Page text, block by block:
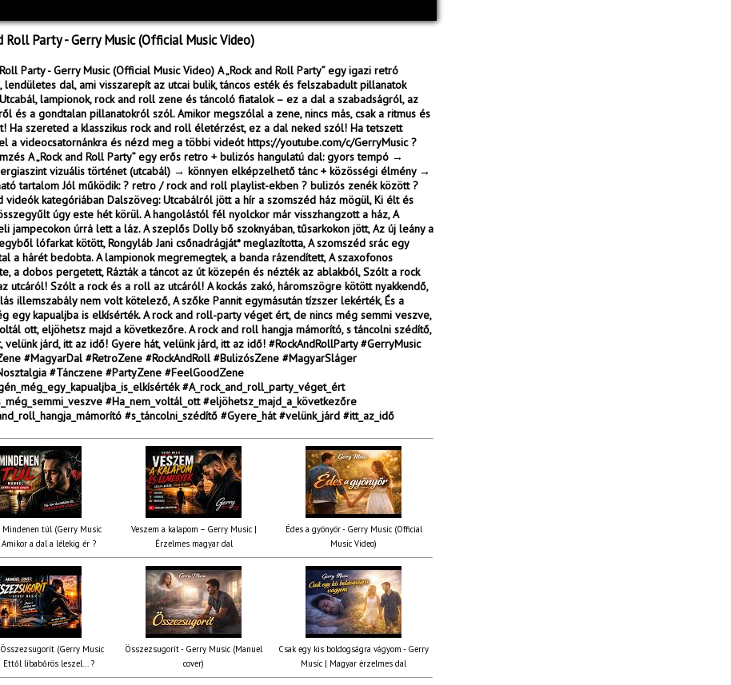
Roll Party - Gerry Music (Official Music Video)
Party - Gerry Music (Official Music Video) A „Rock and Roll Party” egy igazi retró
lendületes dal, ami visszarepít az utcai bulik, táncos esték és felszabadult pillanatok
lampionok, rock and roll zene és táncoló fiatalok – ez a dal a szabadságról, az
és a gondtalan pillanatokról szól. Amikor megszólal a zene, nincs más, csak a ritmus és
Ha szereted a klasszikus rock and roll életérzést, ez a dal neked szól! Ha tetszett
a videocsatornánkra és nézd meg a többi videót https://youtube.com/c/GerryMusic ?
A „Rock and Roll Party” egy erős retro + bulizós hangulatú dal: gyors tempó →
vizuális történet (utcabál) → könnyen elképzelhető tánc + közösségi élmény →
tartalom Jól működik: ? retro / rock and roll playlist-ekben ? bulizós zenék között ?
kategóriában Dalszöveg: Utcabálról jött a hír a szomszéd ház mögül, Ki élt és
úgy este hét körül. A hangolástól fél nyolckor már visszhangzott a ház, A
jampecokon úrrá lett a láz. A szeplős Dolly bő szoknyában, tűsarkokon jött, Az új leány a
lófarkat kötött, Rongyláb Jani csőnadrágját* meglazította, A szomszéd srác egy
a hárét bedobta. A lampionok megremegtek, a banda rázendített, A szaxofonos
a dobos pergetett, Rázták a táncot az út közepén és nézték az ablakból, Szólt a rock
utcáról! Szólt a rock és a roll az utcáról! A kockás zakó, háromszögre kötött nyakkendő,
illemszabály nem volt kötelező, A szőke Pannit egymásután tízszer lekérték, És a
egy kapualjba is elkísérték. A rock and roll-party véget ért, de nincs még semmi veszve,
ott, eljöhetsz majd a következőre. A rock and roll hangja mámorító, s táncolni szédítő,
velünk járd, itt az idő! Gyere hát, velünk járd, itt az idő! #RockAndRollParty #GerryMusic
#MagyarDal #RetroZene #RockAndRoll #BulizósZene #MagyarSláger
#Tánczene #PartyZene #FeelGoodZene
#A_rock_and_roll_party_véget_ért
#Ha_nem_voltál_ott #eljöhetsz_majd_a_következőre
#s_táncolni_szédítő #Gyere_hát #velünk_járd #itt_az_idő
Mindenen túl (Gerry Music
Amikor a dal a lélekig ér ?
Veszem a kalapom – Gerry Music |
Érzelmes magyar dal
Édes a gyönyör - Gerry Music (Official
Music Video)
(Gerry Music
Ettől libabőrös leszel... ?
Összezsugorít - Gerry Music (Manuel
cover)
Csak egy kis boldogságra vágyom - Gerry
Music | Magyar érzelmes dal